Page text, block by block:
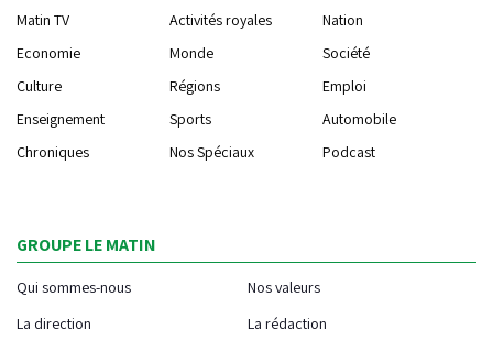
Matin TV Activités royales
Nation
Economie
Monde
Société
Culture
Régions
Emploi
Enseignement
Sports
Automobile
Chroniques
Nos Spéciaux Podcast
GROUPE LE MATIN
Qui sommes-nous
Nos valeurs
La direction
La rédaction